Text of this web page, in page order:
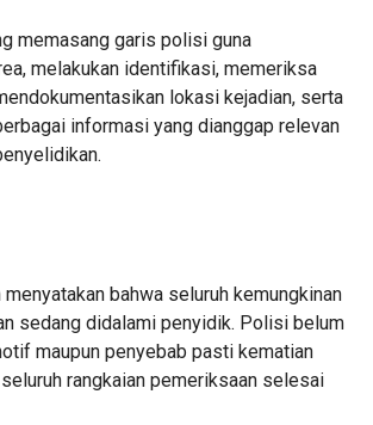
memasang garis polisi guna
melakukan identifikasi, memeriksa
lokasi kejadian, serta
informasi yang dianggap relevan
bahwa seluruh kemungkinan
sedang didalami penyidik. Polisi belum
maupun penyebab pasti kematian
rangkaian pemeriksaan selesai